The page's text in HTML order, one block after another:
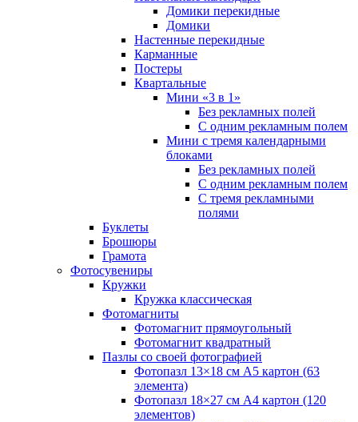
Домики перекидные
Домики
Настенные перекидные
Карманные
Постеры
Квартальные
Мини «3 в 1»
Без рекламных полей
С одним рекламным полем
Мини с тремя календарными
блоками
Без рекламных полей
С одним рекламным полем
С тремя рекламными
полями
Буклеты
Брошюры
Грамота
Фотосувениры
Кружки
Кружка классическая
Фотомагниты
Фотомагнит прямоугольный
Фотомагнит квадратный
Пазлы со своей фотографией
Фотопазл 13×18 см А5 картон (63
элемента)
Фотопазл 18×27 см А4 картон (120
элементов)